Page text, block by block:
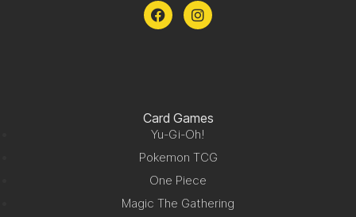
Card Games
Yu-Gi-Oh!
Pokemon TCG
One Piece
Magic The Gathering